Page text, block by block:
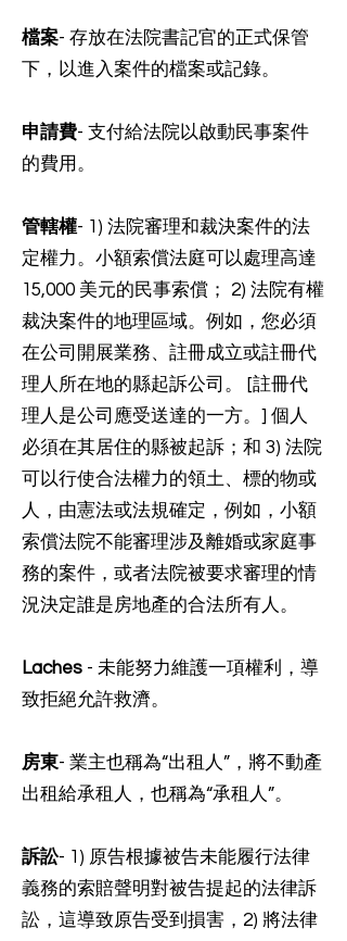
檔案- 存放在法院書記官的正式保管
下，以進入案件的檔案或記錄。
申請費- 支付給法院以啟動民事案件
的費用。
管轄權- 1) 法院審理和裁決案件的法
定權力。小額索償法庭可以處理高達
15,000 美元的民事索償； 2) 法院有權
裁決案件的地理區域。例如，您必須
在公司開展業務、註冊成立或註冊代
理人所在地的縣起訴公司。 [註冊代
理人是公司應受送達的一方。] 個人
必須在其居住的縣被起訴；和 3) 法院
可以行使合法權力的領土、標的物或
人，由憲法或法規確定，例如，小額
索償法院不能審理涉及離婚或家庭事
務的案件，或者法院被要求審理的情
況決定誰是房地產的合法所有人。
Laches - 未能努力維護一項權利，導
致拒絕允許救濟。
房東- 業主也稱為“出租人”，將不動產
出租給承租人，也稱為“承租人”。
訴訟- 1) 原告根據被告未能履行法律
義務的索賠聲明對被告提起的法律訴
訟，這導致原告受到損害，2) 將法律